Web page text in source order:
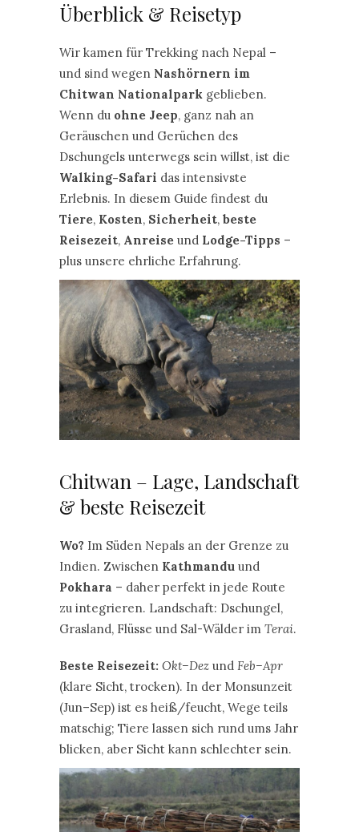
Überblick & Reisetyp
Wir kamen für Trekking nach Nepal –
und sind wegen Nashörnern im
Chitwan Nationalpark geblieben.
Wenn du ohne Jeep, ganz nah an
Geräuschen und Gerüchen des
Dschungels unterwegs sein willst, ist die
Walking-Safari das intensivste
Erlebnis. In diesem Guide findest du
Tiere, Kosten, Sicherheit, beste
Reisezeit, Anreise und Lodge-Tipps –
plus unsere ehrliche Erfahrung.
Chitwan – Lage, Landschaft
& beste Reisezeit
Wo? Im Süden Nepals an der Grenze zu
Indien. Zwischen Kathmandu und
Pokhara – daher perfekt in jede Route
zu integrieren. Landschaft: Dschungel,
Grasland, Flüsse und Sal-Wälder im Terai.
Beste Reisezeit: Okt–Dez und Feb–Apr
(klare Sicht, trocken). In der Monsunzeit
(Jun–Sep) ist es heiß/feucht, Wege teils
matschig; Tiere lassen sich rund ums Jahr
blicken, aber Sicht kann schlechter sein.